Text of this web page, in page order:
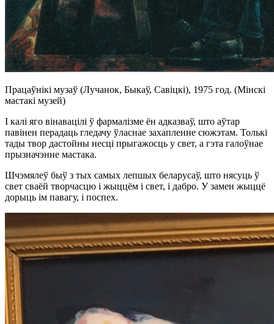
Працаўнікі музаў (Лучанок, Быкаў, Савіцкі), 1975 год. (Мінскі
мастакі музей)
І калі яго вінавацілі ў фармалізме ён адказваў, што аўтар
павінен перадаць гледачу ўласнае захапленне сюжэтам. Толькі
тады твор дастойны несці прыгажосць у свет, а гэта галоўнае
прызначэнне мастака.
Шчэмялеў быў з тых самых лепшых беларусаў, што нясуць ў
свет сваёй творчасцю і жыццём і свет, і дабро. У замен жыццё
дорыць ім павагу, і поспех.